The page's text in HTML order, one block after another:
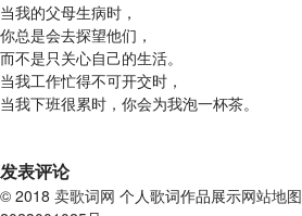
当我的父母生病时，
你总是会去探望他们，
而不是只关心自己的生活。
当我工作忙得不可开交时，
当我下班很累时，你会为我泡一杯茶。
发表评论
© 2018 卖歌词网 个人歌词作品展示网站地图